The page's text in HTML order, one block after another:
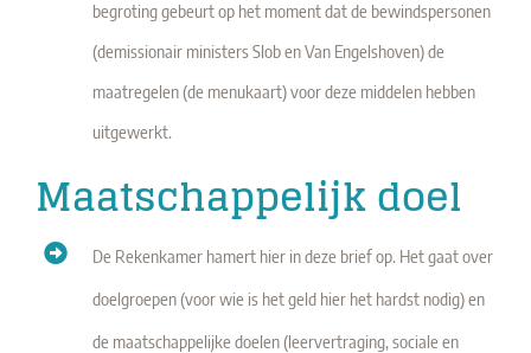
begroting gebeurt op het moment dat de bewindspersonen
(demissionair ministers Slob en Van Engelshoven) de
maatregelen (de menukaart) voor deze middelen hebben
uitgewerkt.
Maatschappelijk doel
De Rekenkamer hamert hier in deze brief op. Het gaat over
doelgroepen (voor wie is het geld hier het hardst nodig) en
de maatschappelijke doelen (leervertraging, sociale en